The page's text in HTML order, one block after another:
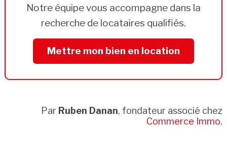
Notre équipe vous accompagne dans la
recherche de locataires qualifiés.
Mettre mon bien en location
Par Ruben Danan, fondateur associé chez
Commerce Immo.